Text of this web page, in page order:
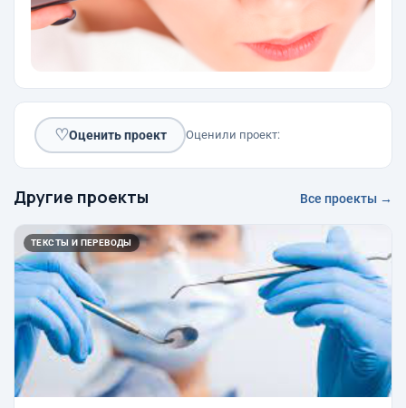
♡Оценить проект Оценили проект:
Другие проекты Все проекты →
ТЕКСТЫ И ПЕРЕВОДЫ